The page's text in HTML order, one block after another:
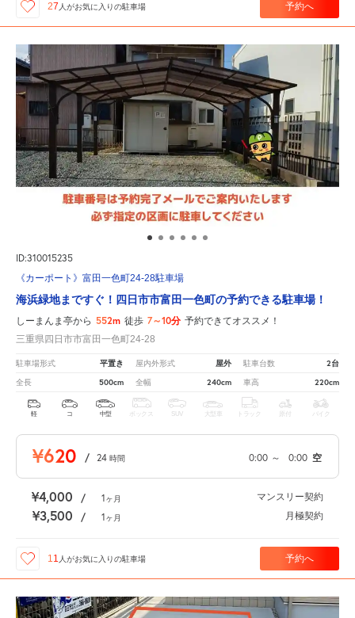
27 人がお気に入りの駐車場 予約へ
ID:310015235
《カーポート》富田一色町24-28駐車場
海浜緑地まですぐ！四日市市富田一色町の予約できる駐車場！
しーまんま亭から 552m 徒歩 7～10分 予約できてオススメ！
三重県四日市市富田一色町24-28
駐車場形式 平置き 屋内外形式 屋外 駐車台数 2台
全長 500cm 全幅 240cm 車高 220cm
軽 コ 中型 ボックス SUV 大型車 トラック 原付 バイク
¥620 / 24 時間 0:00 ～ 0:00 空
¥4,000 / 1ヶ月 マンスリー契約
¥3,500 / 1ヶ月 月極契約
11 人がお気に入りの駐車場 予約へ